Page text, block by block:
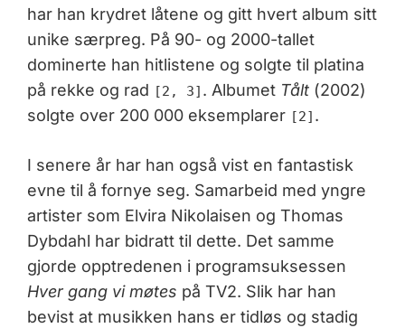
har han krydret låtene og gitt hvert album sitt
unike særpreg. På 90- og 2000-tallet
dominerte han hitlistene og solgte til platina
på rekke og rad [2, 3] . Albumet Tålt(2002)
solgte over 200 000 eksemplarer [2] .
I senere år har han også vist en fantastisk
evne til å fornye seg. Samarbeid med yngre
artister som Elvira Nikolaisen og Thomas
Dybdahl har bidratt til dette. Det samme
gjorde opptredenen i programsuksessen
Hver gang vi møtes på TV2. Slik har han
bevist at musikken hans er tidløs og stadig